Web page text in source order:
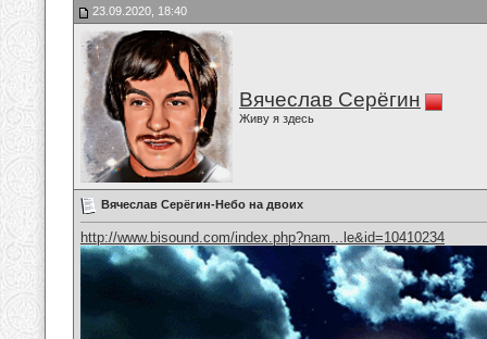
23.09.2020, 18:40
Вячеслав Серёгин
Живу я здесь
Вячеслав Серёгин-Небо на двоих
http://www.bisound.com/index.php?nam...le&id=10410234